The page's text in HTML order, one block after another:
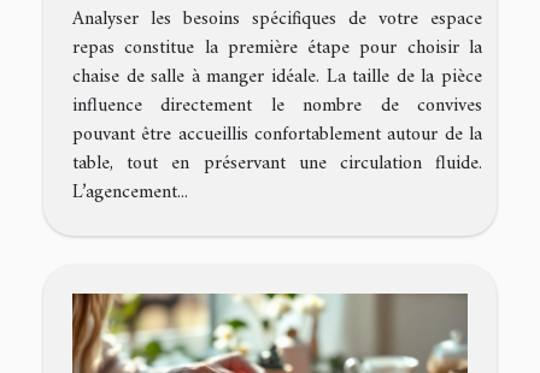
Analyser les besoins spécifiques de votre espace
repas constitue la première étape pour choisir la
chaise de salle à manger idéale. La taille de la pièce
influence directement le nombre de convives
pouvant être accueillis confortablement autour de la
table, tout en préservant une circulation fluide.
L’agencement...